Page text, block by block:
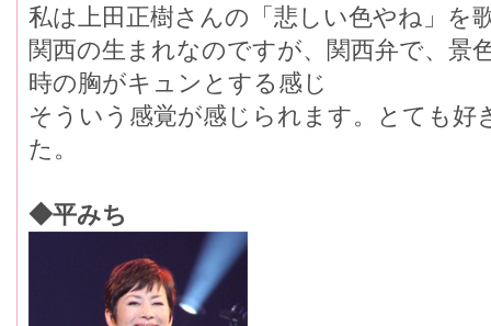
私は上田正樹さんの「悲しい色やね」を
関西の生まれなのですが、関西弁で、景
時の胸がキュンとする感じ
そういう感覚が感じられます。とても好
た。
◆平みち